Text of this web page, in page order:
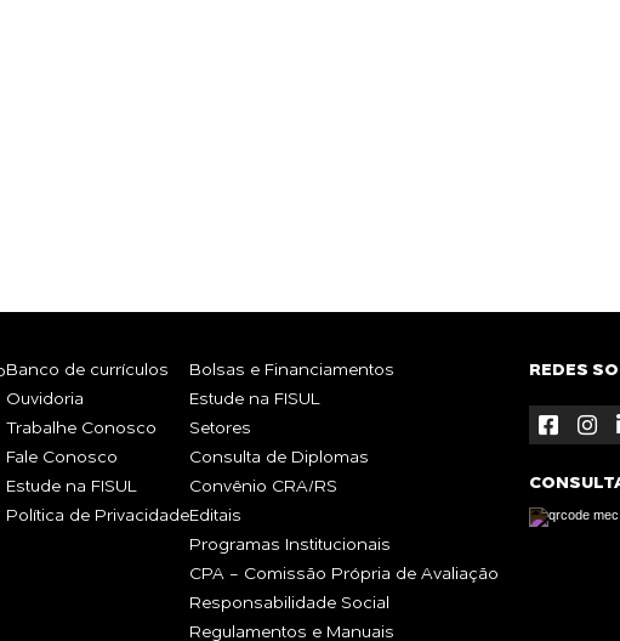
Banco de currículos
Ouvidoria
Trabalhe Conosco
Fale Conosco
Estude na FISUL
Política de Privacidade
Bolsas e Financiamentos
Estude na FISUL
Setores
Consulta de Diplomas
Convênio CRA/RS
Editais
Programas Institucionais
CPA - Comissão Própria de Avaliação
Responsabilidade Social
Regulamentos e Manuais
REDES